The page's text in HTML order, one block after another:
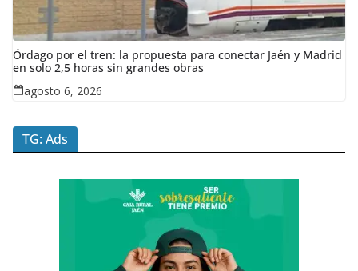
Órdago por el tren: la propuesta para conectar Jaén y Madrid
en solo 2,5 horas sin grandes obras
agosto 6, 2026
TG: Ads